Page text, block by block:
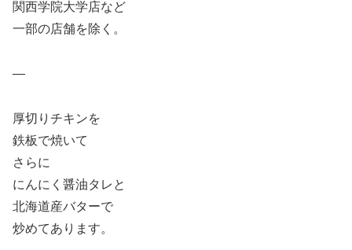
関西学院大学店など
一部の店舗を除く。
—
厚切りチキンを
鉄板で焼いて
さらに
にんにく醤油タレと
北海道産バターで
炒めてあります。